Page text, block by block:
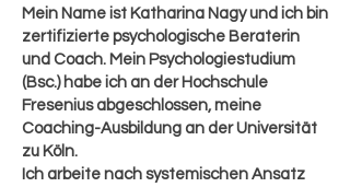
Mein Name ist Katharina Nagy und ich bin
zertifizierte psychologische Beraterin
und Coach. Mein Psychologiestudium
(Bsc.) habe ich an der Hochschule
Fresenius abgeschlossen, meine
Coaching-Ausbildung an der Universität
zu Köln.
Ich arbeite nach systemischen Ansatz